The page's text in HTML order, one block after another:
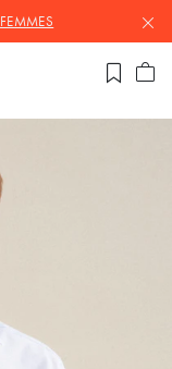
FEMMES